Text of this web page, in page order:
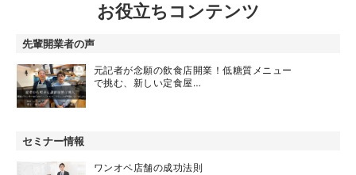
お役立ちコンテンツ
先輩開業者の声
元記者が念願の飲食店開業！低糖質メニュー
で挑む、新しい定食屋…
セミナー情報
ワンオペ店舗の成功法則